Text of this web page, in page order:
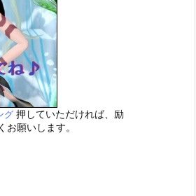
グ 押していただければ、励
願いします。